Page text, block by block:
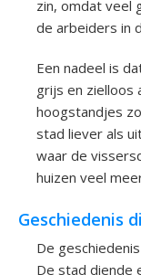
zin, omdat veel
de arbeiders in
Een nadeel is
grijs en zielloos
hoogstandjes
stad liever als
waar de
huizen veel
Geschiedenis
De
De stad diende